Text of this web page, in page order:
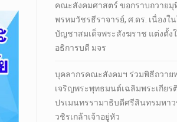
คณะสังคมศาสตร์ ขอกราบถวายมุ
พรหมวัชรธีราจารย์, ศ.ดร. เนื่องใ
บัญชาสมเด็จพระสังฆราช แต่งตั้ง
อธิการบดี มจร
บุคลากรคณะสังคมฯ ร่วมพิธีถวาย
เจริญพระพุทธมนต์เฉลิมพระเกียร
ปรเมนทรรามาธิบดีศรีสินทรมหา
วชิรเกล้าเจ้าอยู่หัว